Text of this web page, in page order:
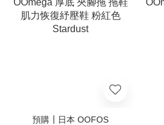
預購┃日本 OOFOS